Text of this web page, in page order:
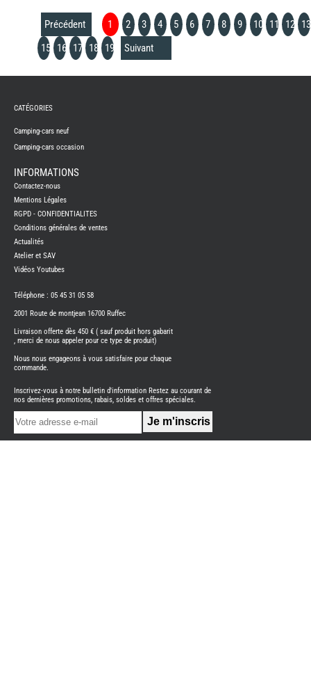
Précédent 1 2 3 4 5 6 7 8 9 10 11 12
13
15
16 17 18 19 Suivant
CAMPING-
NEUFS
CAMPING-
CAMPING-
BENIMAR
CAMPING-
CARADO
CAMPING-
ITINEO
CAMPING-
OCCASION
CARADO
NEUFS
FOURGON
BENIMAR
FOURGON
CATÉGORIES
Camping-cars neuf
Camping-cars occasion
INFORMATIONS
Contactez-nous
Mentions Légales
RGPD - CONFIDENTIALITES
Conditions générales de ventes
Actualités
Atelier et SAV
Vidéos Youtubes
Téléphone : 05 45 31 05 58
2001 Route de montjean 16700 Ruffec
Livraison offerte dès 450 € ( sauf produit hors gabarit
, merci de nous appeler pour ce type de produit)
Nous nous engageons à vous satisfaire pour chaque
commande.
Inscrivez-vous à notre bulletin d'information Restez au courant de
nos dernières promotions, rabais, soldes et offres spéciales.